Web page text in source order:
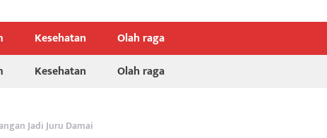
Kesehatan
Olah raga
Kesehatan Olah raga
Jadi Juru Damai